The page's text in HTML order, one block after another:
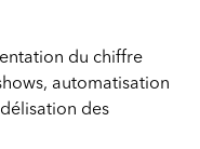
du chiffre
automatisation
des